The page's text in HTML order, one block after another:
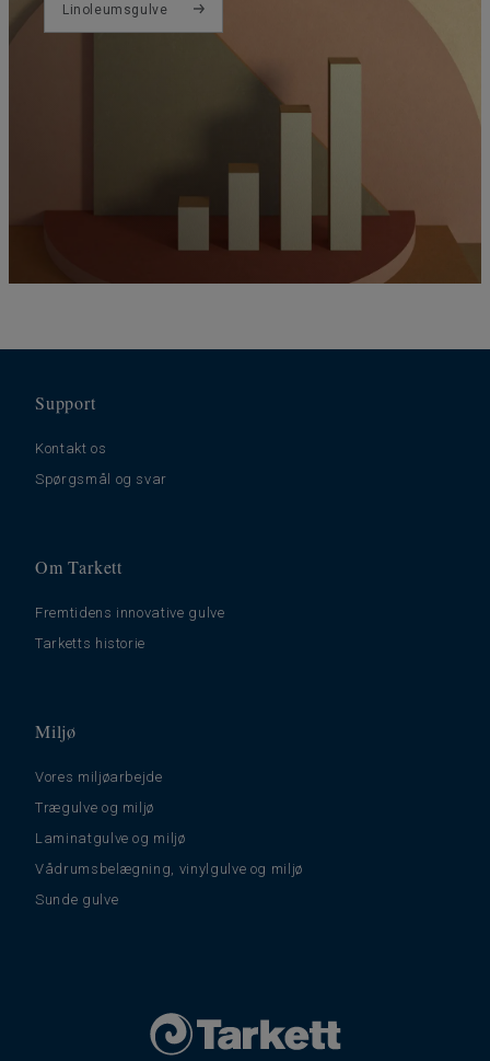
Linoleumsgulve
Support
Kontakt os
Spørgsmål og svar
Om Tarkett
Fremtidens innovative gulve
Tarketts historie
Miljø
Vores miljøarbejde
Trægulve og miljø
Laminatgulve og miljø
Vådrumsbelægning, vinylgulve og miljø
Sunde gulve